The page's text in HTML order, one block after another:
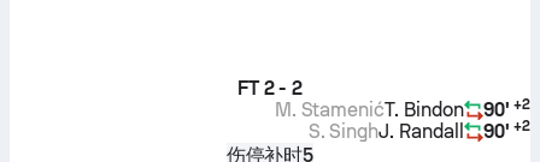
FT 2 - 2
90' +2
T. Bindon
M. Stamenić
90' +2
J. Randall
S. Singh
伤停补时5